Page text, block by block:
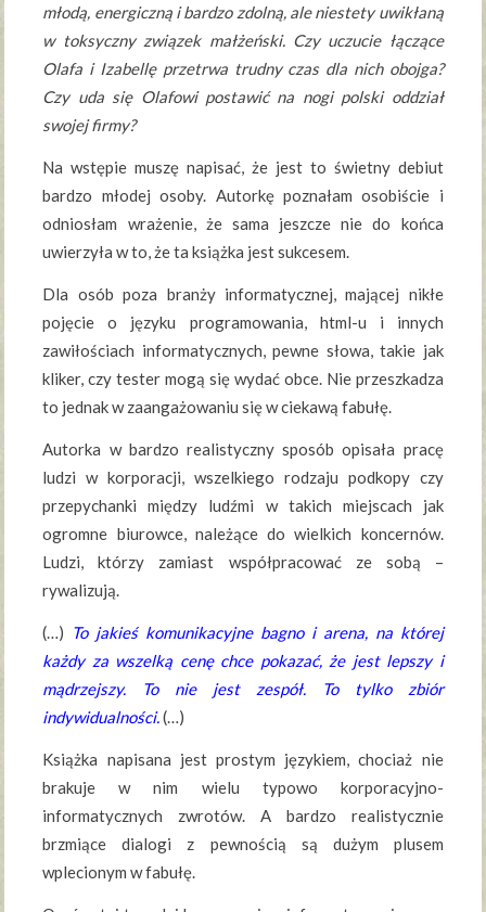
młodą, energiczną i bardzo zdolną, ale niestety uwikłaną
w toksyczny związek małżeński. Czy uczucie łączące
Olafa i Izabellę przetrwa trudny czas dla nich obojga?
Czy uda się Olafowi postawić na nogi polski oddział
swojej firmy?
Na wstępie muszę napisać, że jest to świetny debiut
bardzo młodej osoby. Autorkę poznałam osobiście i
odniosłam wrażenie, że sama jeszcze nie do końca
uwierzyła w to, że ta książka jest sukcesem.
Dla osób poza branży informatycznej, mającej nikłe
pojęcie o języku programowania, html-u i innych
zawiłościach informatycznych, pewne słowa, takie jak
kliker, czy tester mogą się wydać obce. Nie przeszkadza
to jednak w zaangażowaniu się w ciekawą fabułę.
Autorka w bardzo realistyczny sposób opisała pracę
ludzi w korporacji, wszelkiego rodzaju podkopy czy
przepychanki między ludźmi w takich miejscach jak
ogromne biurowce, należące do wielkich koncernów.
Ludzi, którzy zamiast współpracować ze sobą –
rywalizują.
(…) To jakieś komunikacyjne bagno i arena, na której
każdy za wszelką cenę chce pokazać, że jest lepszy i
mądrzejszy. To nie jest zespół. To tylko zbiór
indywidualności.(…)
Książka napisana jest prostym językiem, chociaż nie
brakuje w nim wielu typowo korporacyjno-
informatycznych zwrotów. A bardzo realistycznie
brzmiące dialogi z pewnością są dużym plusem
wplecionym w fabułę.